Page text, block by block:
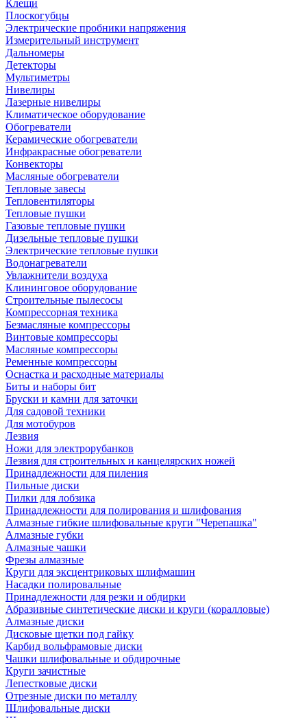
Клещи
Плоскогубцы
Электрические пробники напряжения
Измерительный инструмент
Дальномеры
Детекторы
Мультиметры
Нивелиры
Лазерные нивелиры
Климатическое оборудование
Обогреватели
Керамические обогреватели
Инфракрасные обогреватели
Конвекторы
Масляные обогреватели
Тепловые завесы
Тепловентиляторы
Тепловые пушки
Газовые тепловые пушки
Дизельные тепловые пушки
Электрические тепловые пушки
Водонагреватели
Увлажнители воздуха
Клининговое оборудование
Строительные пылесосы
Компрессорная техника
Безмасляные компрессоры
Винтовые компрессоры
Масляные компрессоры
Ременные компрессоры
Оснастка и расходные материалы
Биты и наборы бит
Бруски и камни для заточки
Для садовой техники
Для мотобуров
Лезвия
Ножи для электрорубанков
Лезвия для строительных и канцелярских ножей
Принадлежности для пиления
Пильные диски
Пилки для лобзика
Принадлежности для полирования и шлифования
Алмазные гибкие шлифовальные круги "Черепашка"
Алмазные губки
Алмазные чашки
Фрезы алмазные
Круги для эксцентриковых шлифмашин
Насадки полировальные
Принадлежности для резки и обдирки
Абразивные синтетические диски и круги (коралловые)
Алмазные диски
Дисковые щетки под гайку
Карбид вольфрамовые диски
Чашки шлифовальные и обдирочные
Круги зачистные
Лепестковые диски
Отрезные диски по металлу
Шлифовальные диски